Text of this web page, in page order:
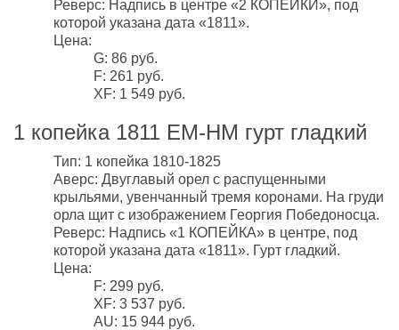
Реверс: Надпись в центре «2 КОПЕЙКИ», под
которой указана дата «1811».
Цена:
G: 86 руб.
F: 261 руб.
XF: 1 549 руб.
1 копейка 1811 ЕМ-НМ гурт гладкий
Тип: 1 копейка 1810-1825
Аверс: Двуглавый орел с распущенными
крыльями, увенчанный тремя коронами. На груди
орла щит с изображением Георгия Победоносца.
Реверс: Надпись «1 КОПЕЙКА» в центре, под
которой указана дата «1811». Гурт гладкий.
Цена:
F: 299 руб.
XF: 3 537 руб.
AU: 15 944 руб.